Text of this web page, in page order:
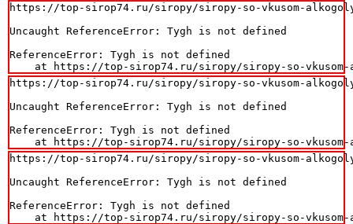
https://top-sirop74.ru/siropy/siropy-so-vkusom-
Uncaught ReferenceError: Tygh is not defined
ReferenceError: Tygh is not defined
at https://top-sirop74.ru/siropy/siropy-so-
https://top-sirop74.ru/siropy/siropy-so-vkusom-
Uncaught ReferenceError: Tygh is not defined
ReferenceError: Tygh is not defined
at https://top-sirop74.ru/siropy/siropy-so-
https://top-sirop74.ru/siropy/siropy-so-vkusom-
Uncaught ReferenceError: Tygh is not defined
ReferenceError: Tygh is not defined
at https://top-sirop74.ru/siropy/siropy-so-